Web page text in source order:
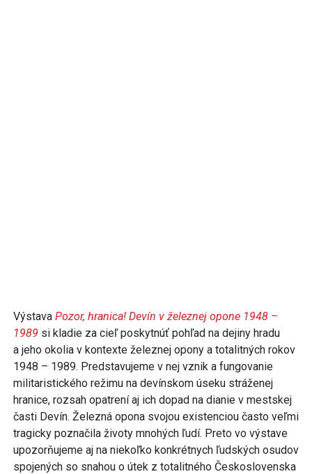
Výstava Pozor, hranica! Devín v železnej opone 1948 –
1989 si kladie za cieľ poskytnúť pohľad na dejiny hradu
a jeho okolia v kontexte železnej opony a totalitných rokov
1948 – 1989. Predstavujeme v nej vznik a fungovanie
militaristického režimu na devínskom úseku stráženej
hranice, rozsah opatrení aj ich dopad na dianie v mestskej
časti Devín. Železná opona svojou existenciou často veľmi
tragicky poznačila životy mnohých ľudí. Preto vo výstave
upozorňujeme aj na niekoľko konkrétnych ľudských osudov
spojených so snahou o útek z totalitného Československa